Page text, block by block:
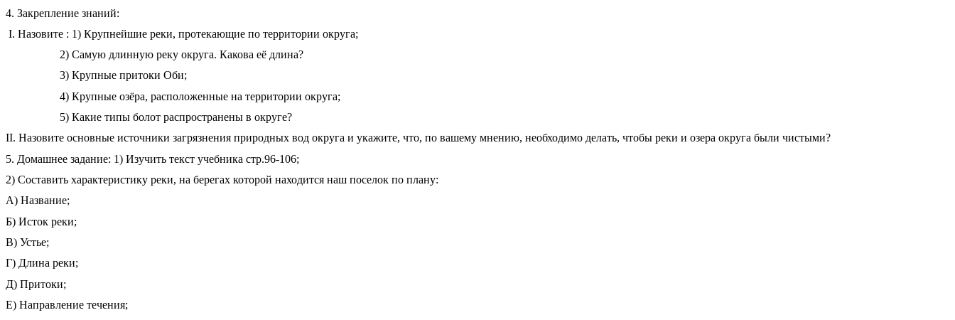
4. Закрепление знаний:
I. Назовите : 1) Крупнейшие реки, протекающие по территории округа;
2) Самую длинную реку округа. Какова её длина?
3) Крупные притоки Оби;
4) Крупные озёра, расположенные на территории округа;
5) Какие типы болот распространены в округе?
II. Назовите основные источники загрязнения природных вод округа и укажите, что, по вашему мнению, необходимо делать, чтобы реки и озера округа были чистыми?
5. Домашнее задание: 1) Изучить текст учебника стр.96-106;
2) Составить характеристику реки, на берегах которой находится наш поселок по плану:
А) Название;
Б) Исток реки;
В) Устье;
Г) Длина реки;
Д) Притоки;
Е) Направление течения;